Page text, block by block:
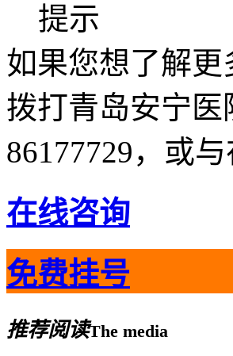
提示
如果您想了解
拨打青岛安宁医
86177729，或
在线咨询
免费挂号
推荐阅读The media